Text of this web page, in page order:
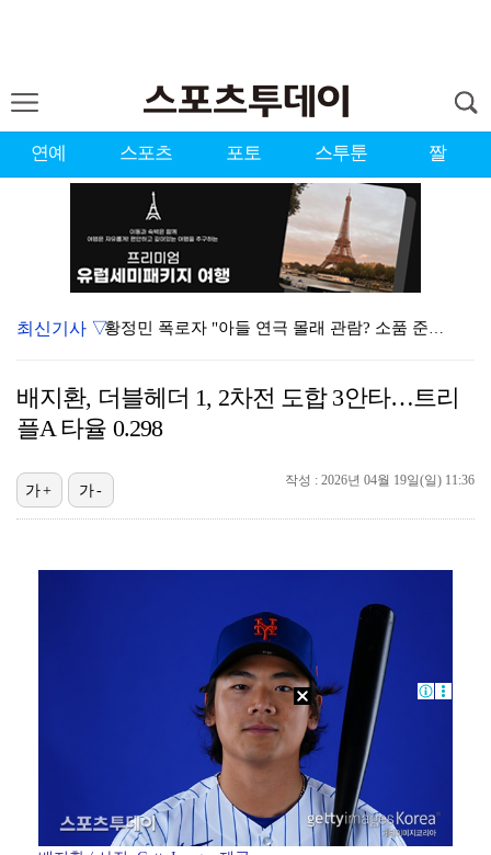
연예 스포츠 포토 스투툰 짤
황정민 폭로자 "아들 연극 몰래 관람? 소품 준비 돕고…
10주년인데 40명뿐?…블랙핑크 행사 공지에 팬심 폭발…
"매출 10% 안주면 폭로" 박나래 前 매니저 2명, …
"기분 맞춰주려고" 축구협회, 외국인 심판 성접대 의혹…
'오디세이'·'스파이더맨4', 박스오피스 투톱…기록 경…
최신기사 ▽
배지환, 더블헤더 1, 2차전 도합 3안타…트리
플A 타율 0.298
작성 : 2026년 04월 19일(일) 11:36
가+ 가-